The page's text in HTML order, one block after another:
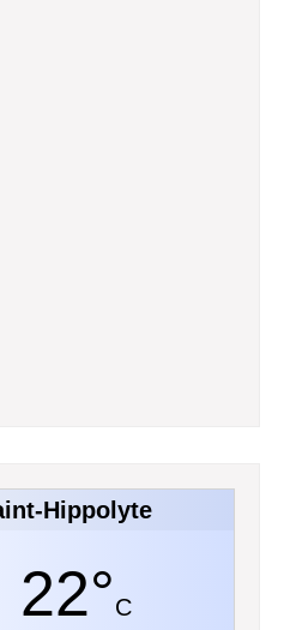
Hippolyte
22°C